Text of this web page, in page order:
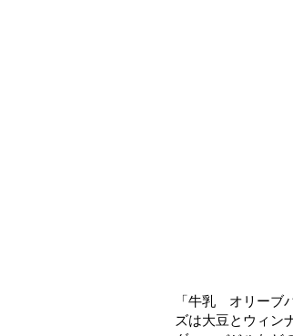
「牛乳 オリーブ
ズは大豆とウィン